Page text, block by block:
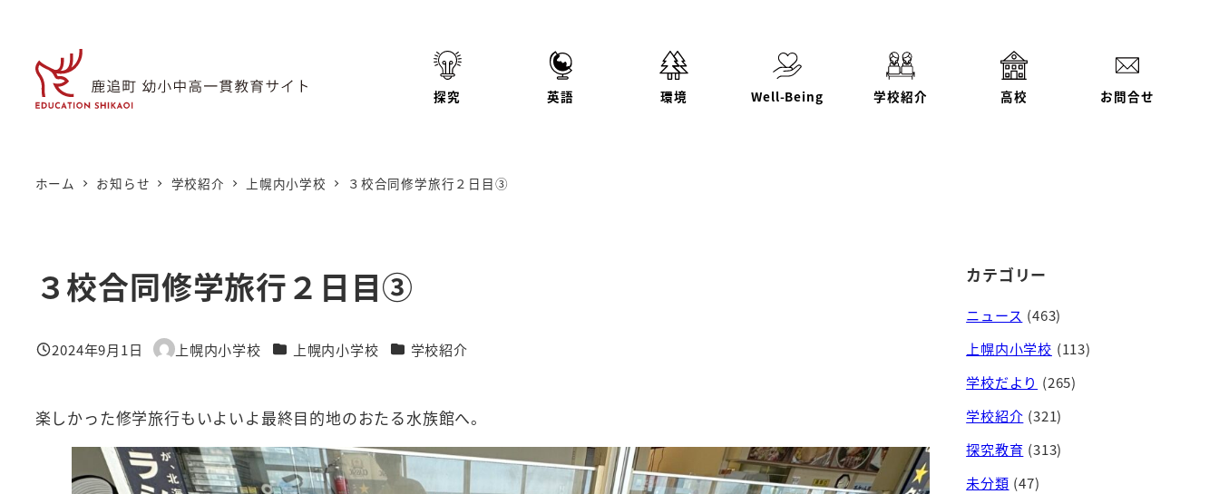
探究 英語 環境 Well-Being 学校紹介 高校 お問合せ
ホーム お知らせ 学校紹介 上幌内小学校 ３校合同修学旅行２日目③
３校合同修学旅行２日目③
投稿日
2024年9月1日
著
上幌内小学校 カテゴリー
上幌内小学校 カテゴリー
学校紹介
楽しかった修学旅行もいよいよ最終目的地のおたる水族館へ。
カテゴリー
ニュース (463)
上幌内小学校 (113)
学校だより (265)
学校紹介 (321)
探究教育 (313)
未分類 (47)